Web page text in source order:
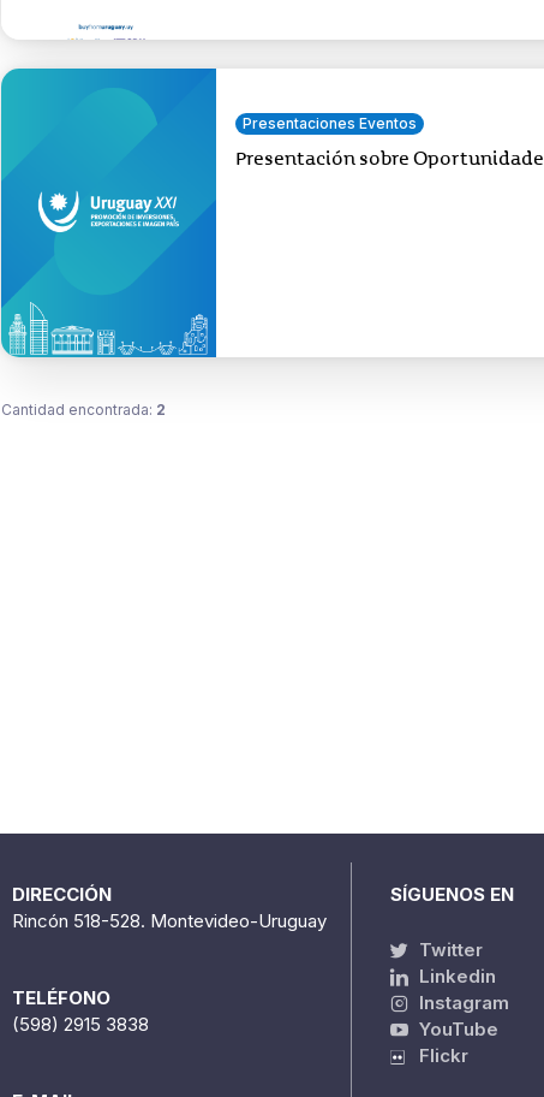
Presentaciones Eventos
Presentación sobre
Cantidad encontrada: 2
DIRECCIÓN
Rincón 518-528. Montevideo-Uruguay
TELÉFONO
(598) 2915 3838
SÍGUENOS EN
Twitter
Linkedin
Instagram
YouTube
Flickr